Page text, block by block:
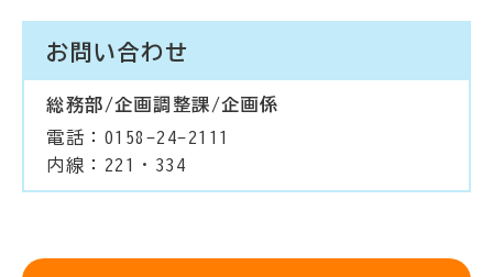
お問い合わせ
総務部/企画調整課/企画係
電話：0158-24-2111
内線：221・334